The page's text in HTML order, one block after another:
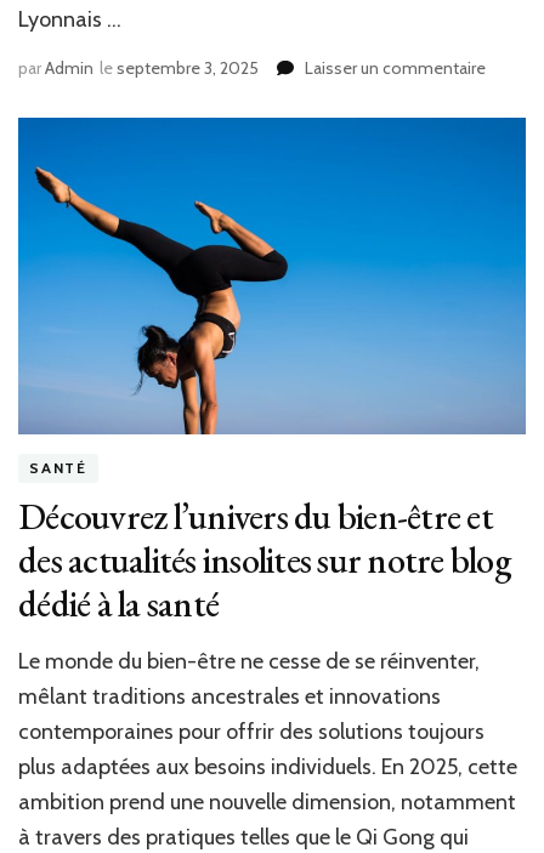
Lyonnais …
parAdmin leseptembre 3, 2025 Laisser un commentairesur
toute
en
SANTÉ
Découvrez l’univers du bien-être et
des actualités insolites sur notre blog
dédié à la santé
Le monde du bien-être ne cesse de se réinventer,
mêlant traditions ancestrales et innovations
contemporaines pour offrir des solutions toujours
plus adaptées aux besoins individuels. En 2025, cette
ambition prend une nouvelle dimension, notamment
à travers des pratiques telles que le Qi Gong qui